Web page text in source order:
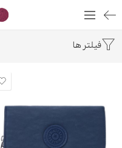
فیلتر ها